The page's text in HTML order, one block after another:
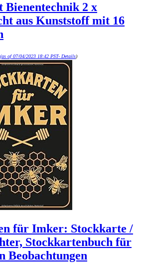
Bienentechnik 2 x
aus Kunststoff mit 16
of 07/04/2023 18:42 PST- Details)
für Imker: Stockkarte /
Stockkartenbuch für
Beobachtungen